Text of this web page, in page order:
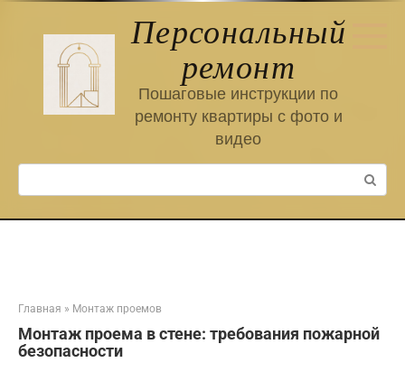
Персональный
ремонт
Пошаговые инструкции по
ремонту квартиры с фото и
видео
Поиск:
Главная » Монтаж проемов
Монтаж проема в стене: требования пожарной
безопасности